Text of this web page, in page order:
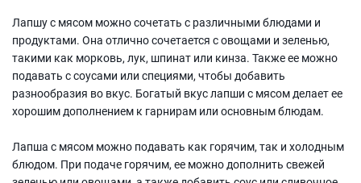
Лапшу с мясом можно сочетать с различными блюдами и
продуктами. Она отлично сочетается с овощами и зеленью,
такими как морковь, лук, шпинат или кинза. Также ее можно
подавать с соусами или специями, чтобы добавить
разнообразия во вкус. Богатый вкус лапши с мясом делает ее
хорошим дополнением к гарнирам или основным блюдам.
Лапша с мясом можно подавать как горячим, так и холодным
блюдом. При подаче горячим, ее можно дополнить свежей